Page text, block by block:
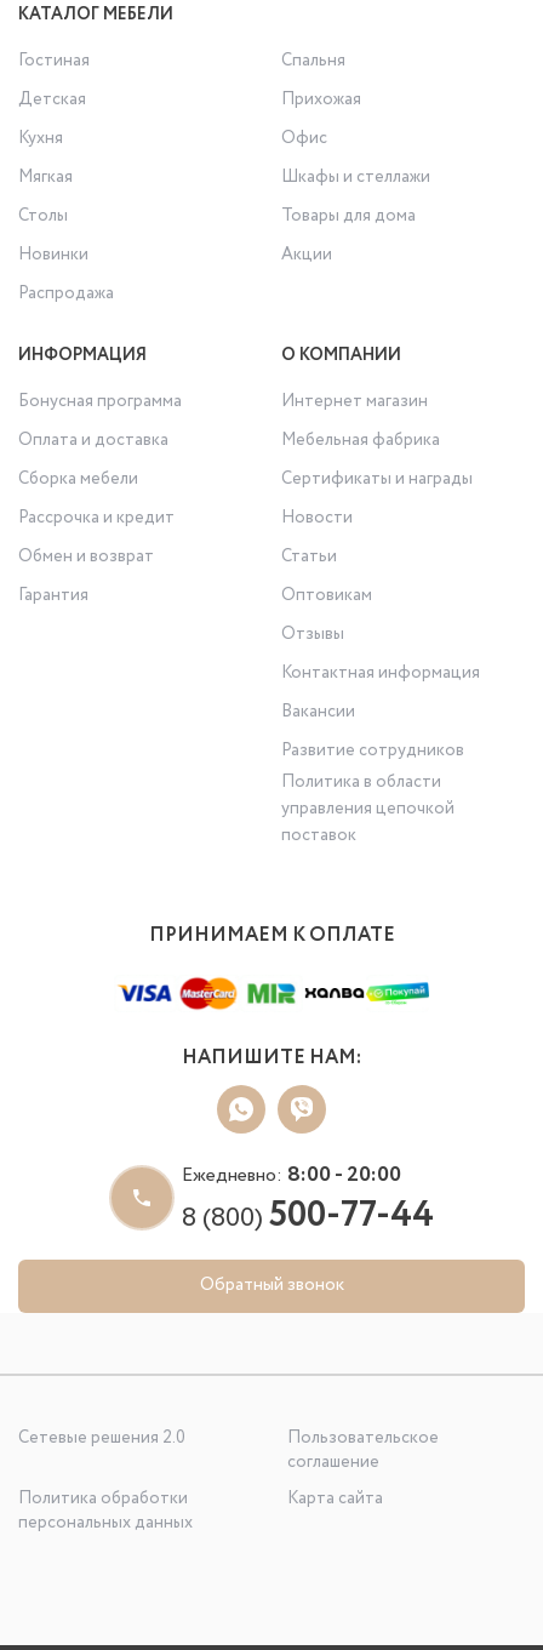
КАТАЛОГ МЕБЕЛИ
Гостиная
Спальня
Детская
Прихожая
Кухня
Офис
Мягкая
Шкафы и стеллажи
Столы
Товары для дома
Новинки
Акции
Распродажа
ИНФОРМАЦИЯ
Бонусная программа
Оплата и доставка
Сборка мебели
Рассрочка и кредит
Обмен и возврат
Гарантия
О КОМПАНИИ
Интернет магазин
Мебельная фабрика
Сертификаты и награды
Новости
Статьи
Оптовикам
Отзывы
Контактная информация
Вакансии
Развитие сотрудников
Политика в области
управления цепочкой
поставок
ПРИНИМАЕМ К ОПЛАТЕ
НАПИШИТЕ НАМ:
Ежедневно: 8:00 - 20:00
8 (800)500-77-44
Обратный звонок
Сетевые решения 2.0
Пользовательское
соглашение
Политика обработки
персональных данных
Карта сайта